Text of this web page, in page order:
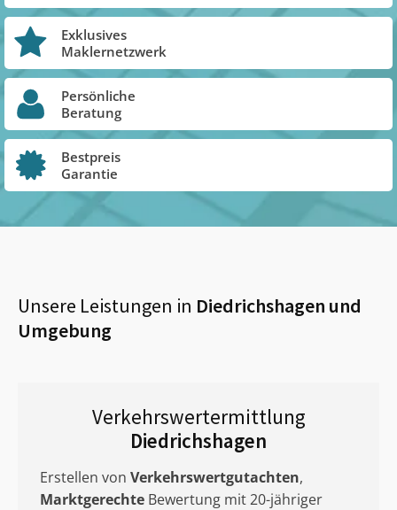
Exklusives
Maklernetzwerk
Persönliche
Beratung
Bestpreis
Garantie
Unsere Leistungen in Diedrichshagen und
Umgebung
Verkehrswertermittlung
Diedrichshagen
Erstellen von Verkehrswertgutachten,
Marktgerechte Bewertung mit 20-jähriger